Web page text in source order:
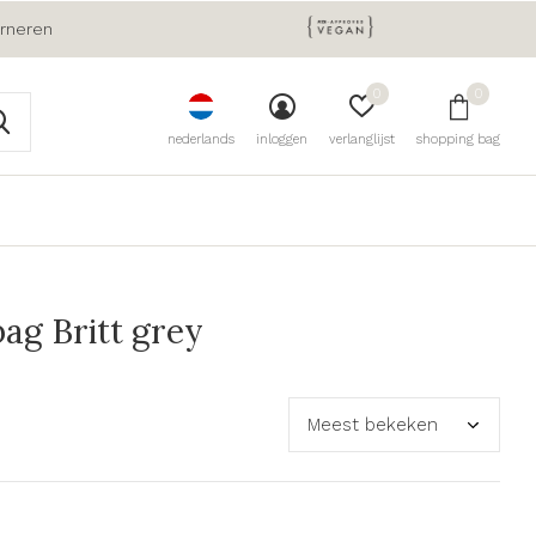
nederlands inloggen verlanglijst
0
shopping bag
0
Britt grey